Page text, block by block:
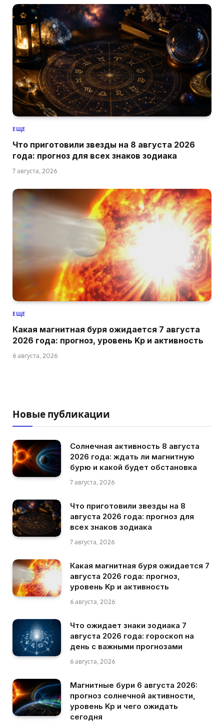
ЕЩЕ
Что приготовили звезды на 8 августа 2026
года: прогноз для всех знаков зодиака
7 августа, 2026
ЕЩЕ
Какая магнитная буря ожидается 7 августа
2026 года: прогноз, уровень Kp и активность
6 августа, 2026
Новые публикации
Солнечная активность 8 августа
2026 года: ждать ли магнитную
бурю и какой будет обстановка
7 августа, 2026
Что приготовили звезды на 8
августа 2026 года: прогноз для
всех знаков зодиака
7 августа, 2026
Какая магнитная буря ожидается 7
августа 2026 года: прогноз,
уровень Kp и активность
6 августа, 2026
Что ожидает знаки зодиака 7
августа 2026 года: гороскоп на
день с важными прогнозами
6 августа, 2026
Магнитные бури 6 августа 2026:
прогноз солнечной активности,
уровень Kp и чего ожидать
сегодня